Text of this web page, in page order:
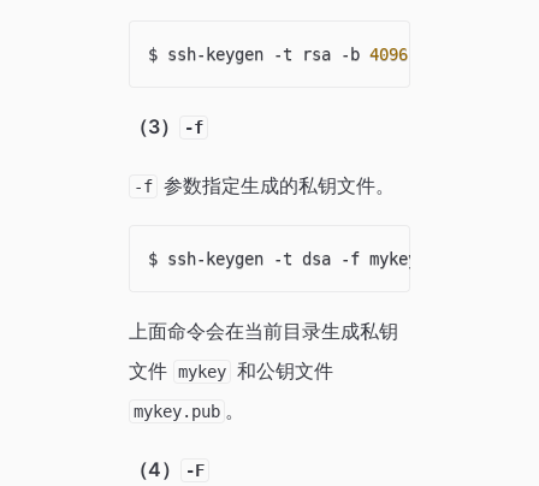
$ ssh-keygen -t rsa -b 4096 -C
（3） -f
-f 参数指定生成的私钥文件。
上面命令会在当前目录生成私钥
文件 mykey 和公钥文件
mykey.pub 。
（4） -F